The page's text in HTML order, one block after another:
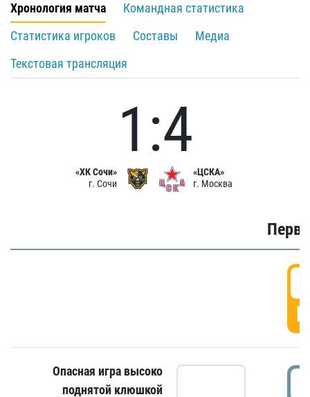
Хронология матча
Командная статистика
Статистика игроков
Составы
Медиа
Текстовая трансляция
«ХК Сочи»
г. Сочи
1:4
«ЦСКА»
г. Москва
Опасная игра высоко
поднятой клюшкой